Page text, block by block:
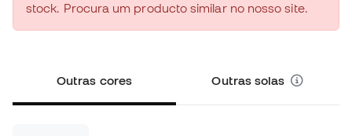
stock. Procura um producto similar no nosso site.
Outras cores Outras solas